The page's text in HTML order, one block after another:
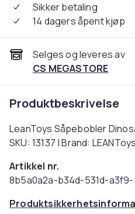
Sikker betaling
14 dagers åpent kjøp
Selges og leveres av
CS MEGASTORE
Produktbeskrivelse
LeanToys Såpebobler
SKU: 13137 | Brand:
Artikkel nr.
8b5a0a2a-b34d-531d-